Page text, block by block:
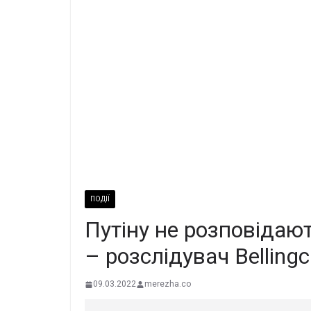
ПОДІЇ
Путіну не
– розслідувач
09.03.2022 merezha.co